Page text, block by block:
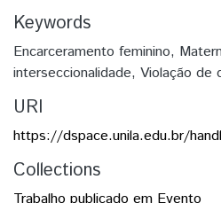
Keywords
Encarceramento feminino,
interseccionalidade, Violação de
URI
https://dspace.unila.edu.br/
Collections